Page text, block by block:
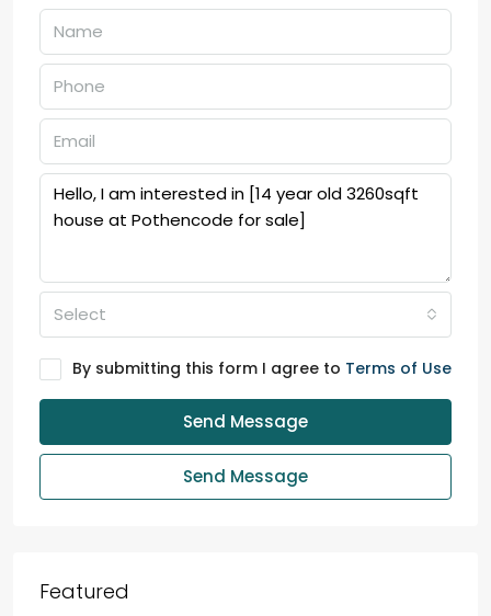
Select
By submitting this form I agree to Terms of Use
Send Message
Send Message
Featured